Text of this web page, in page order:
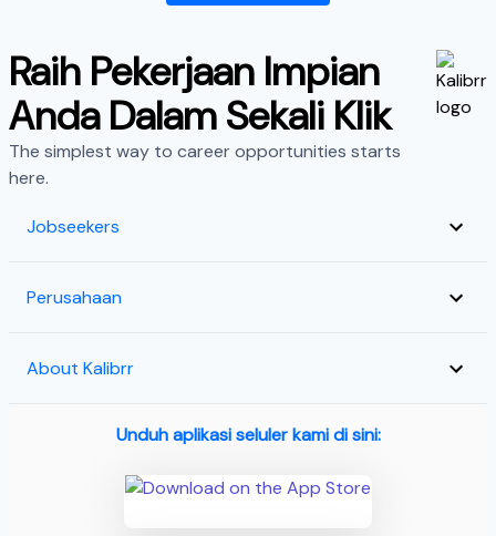
Raih Pekerjaan Impian
Anda Dalam Sekali Klik
The simplest way to career opportunities starts
here.
Jobseekers
Perusahaan
About Kalibrr
Unduh aplikasi seluler kami di sini: